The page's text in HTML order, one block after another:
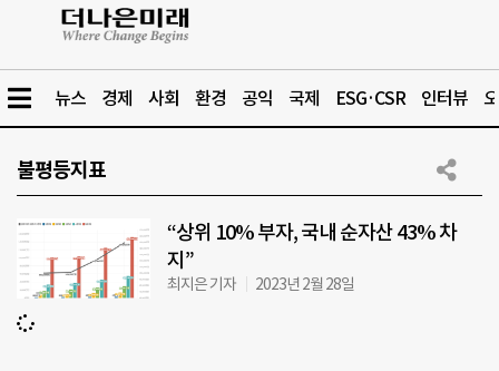
뉴스 경제 사회 환경 공익 국제 ESG·CSR 인터뷰
불평등지표
“상위 10% 부자, 국내 순자산 43% 차
지”
최지은 기자 2023년 2월 28일